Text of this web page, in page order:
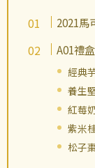
2021馬
A01禮
經典
養生
紅莓
紫米
松子